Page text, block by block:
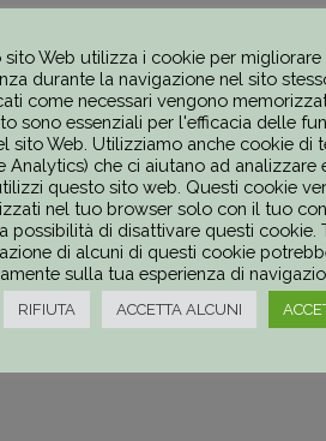
sito Web utilizza i cookie per migliorare
durante la navigazione nel sito
come necessari vengono
sono essenziali per l'efficacia delle
sito Web. Utilizziamo anche cookie di
Analytics) che ci aiutano ad analizzare
questo sito web. Questi cookie
nel tuo browser solo con il tuo
possibilità di disattivare questi cookie.
di alcuni di questi cookie
sulla tua esperienza di
RIFIUTA ACCETTA ALCUNI